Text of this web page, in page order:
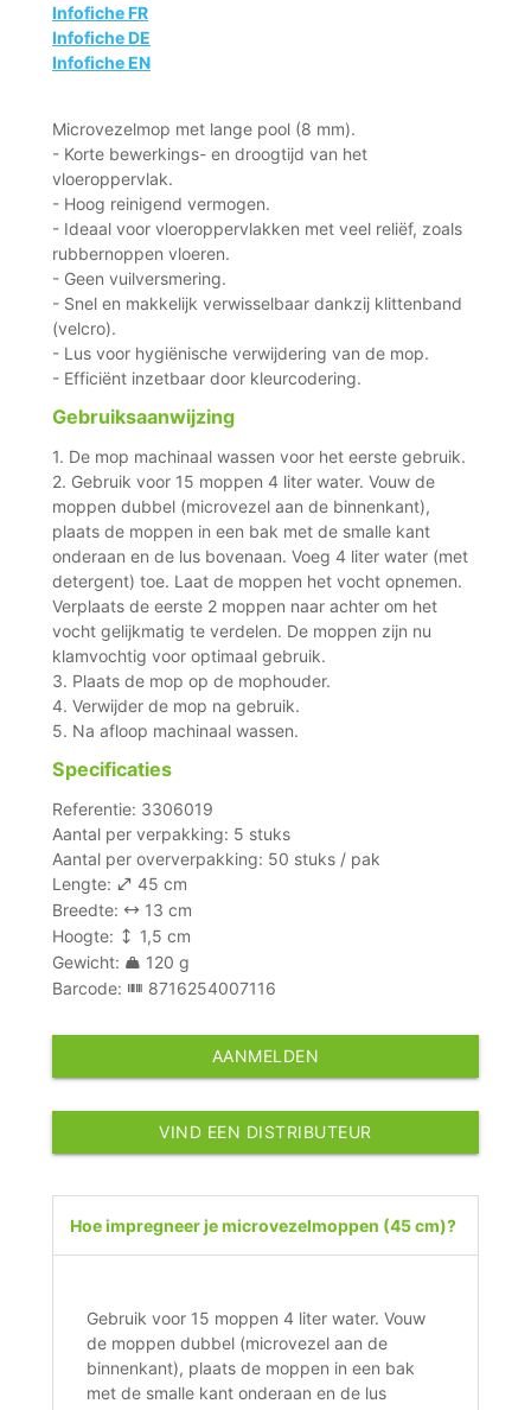
Infofiche FR
Infofiche DE
Infofiche EN
Microvezelmop met lange pool (8 mm).
- Korte bewerkings- en droogtijd van het
vloeroppervlak.
- Hoog reinigend vermogen.
- Ideaal voor vloeroppervlakken met veel reliëf, zoals
rubbernoppen vloeren.
- Geen vuilversmering.
- Snel en makkelijk verwisselbaar dankzij klittenband
(velcro).
- Lus voor hygiënische verwijdering van de mop.
- Efficiënt inzetbaar door kleurcodering.
Gebruiksaanwijzing
1. De mop machinaal wassen voor het eerste gebruik.
2. Gebruik voor 15 moppen 4 liter water. Vouw de
moppen dubbel (microvezel aan de binnenkant),
plaats de moppen in een bak met de smalle kant
onderaan en de lus bovenaan. Voeg 4 liter water (met
detergent) toe. Laat de moppen het vocht opnemen.
Verplaats de eerste 2 moppen naar achter om het
vocht gelijkmatig te verdelen. De moppen zijn nu
klamvochtig voor optimaal gebruik.
3. Plaats de mop op de mophouder.
4. Verwijder de mop na gebruik.
5. Na afloop machinaal wassen.
Specificaties
Referentie: 3306019
Aantal per verpakking: 5 stuks
Aantal per oververpakking: 50 stuks / pak
Lengte:
45 cm
Breedte:
13 cm
Hoogte:
1,5 cm
Gewicht:
120 g
Barcode:
8716254007116
AANMELDEN
VIND EEN DISTRIBUTEUR
Hoe impregneer je microvezelmoppen (45 cm)?
Gebruik voor 15 moppen 4 liter water. Vouw
de moppen dubbel (microvezel aan de
binnenkant), plaats de moppen in een bak
met de smalle kant onderaan en de lus